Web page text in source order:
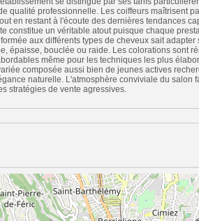
qualité professionnelle. Les coiffeurs maîtrisent
en restant à l'écoute des dernières tendances
constitue un véritable atout puisque chaque
aux différents types de cheveux sait adapter
épaisse, bouclée ou raide. Les colorations sont
même pour les techniques les plus
composée aussi bien de jeunes actives
naturelle. L'atmosphère conviviale du salon
stratégies de vente agressives.